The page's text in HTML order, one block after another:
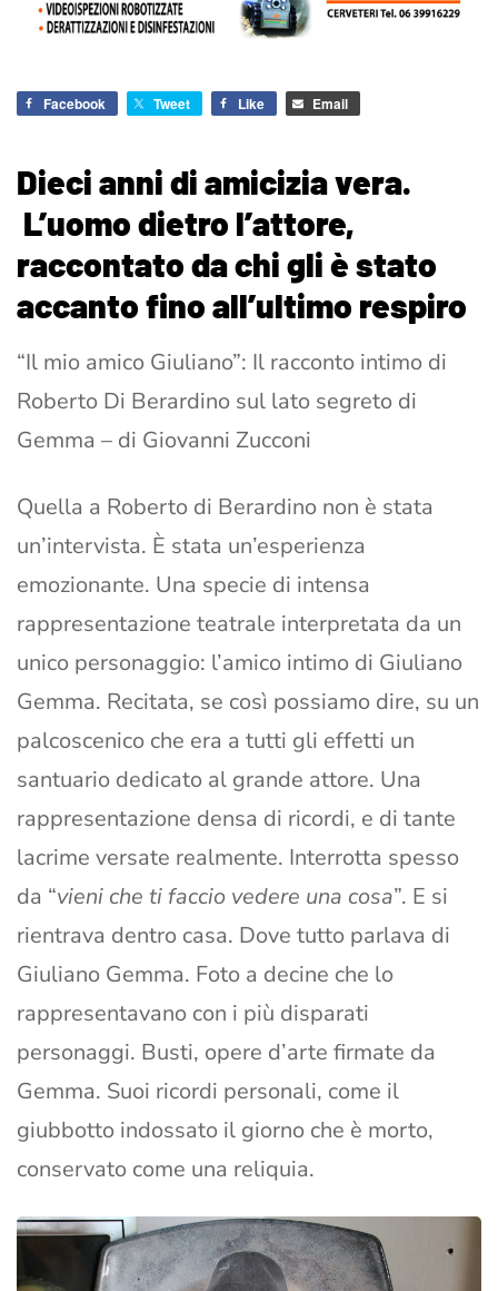
Facebook Tweet Like Email
Dieci anni di amicizia vera.
L’uomo dietro l’attore,
raccontato da chi gli è stato
accanto fino all’ultimo respiro
“Il mio amico Giuliano”: Il racconto intimo di
Roberto Di Berardino sul lato segreto di
Gemma – di Giovanni Zucconi
Quella a Roberto di Berardino non è stata
un’intervista. È stata un’esperienza
emozionante. Una specie di intensa
rappresentazione teatrale interpretata da un
unico personaggio: l’amico intimo di Giuliano
Gemma. Recitata, se così possiamo dire, su un
palcoscenico che era a tutti gli effetti un
santuario dedicato al grande attore. Una
rappresentazione densa di ricordi, e di tante
lacrime versate realmente. Interrotta spesso
da “vieni che ti faccio vedere una cosa”. E si
rientrava dentro casa. Dove tutto parlava di
Giuliano Gemma. Foto a decine che lo
rappresentavano con i più disparati
personaggi. Busti, opere d’arte firmate da
Gemma. Suoi ricordi personali, come il
giubbotto indossato il giorno che è morto,
conservato come una reliquia.